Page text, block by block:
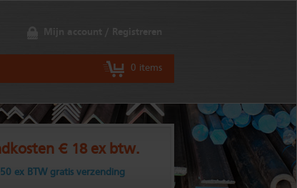
Mijn account / Registreren
0 items
€ 18 ex btw.
ex BTW gratis verzending